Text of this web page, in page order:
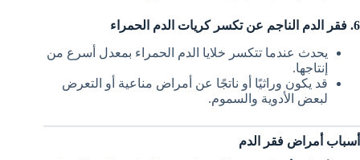
6. فقر الدم الناجم عن تكسر كريات الدم الحمراء
يحدث عندما تتكسر خلايا الدم الحمراء بمعدل أسرع من
إنتاجها.
قد يكون وراثيًا أو ناتجًا عن أمراض مناعية أو التعرض
لبعض الأدوية والسموم.
أسباب أمراض فقر الدم